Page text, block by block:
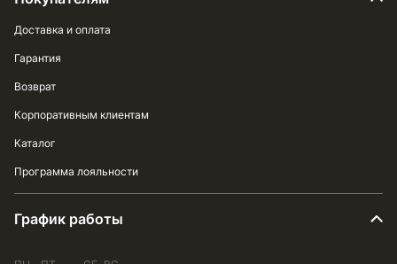
Доставка и оплата
Гарантия
Возврат
Корпоративным клиентам
Каталог
Программа лояльности
График работы